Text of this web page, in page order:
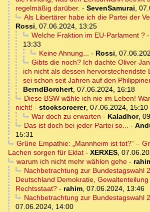
regelmäßig darüber. - SevenSamurai,
Als Libertärer habe ich die Partei der
Rossi, 07.06.2024, 13:25
Welche Fraktion im EU-Parlament ?-
13:33
Keine Ahnung... - Rossi,
Gibts die noch? Ich dachte Oliver
ich nicht als dessen hervorstechendste
sei schon seit Jahren auf den
BerndBorchert, 07.06.2024, 16:18
Diese BSW wähle ich nie im Leben!
nicht! - stocksorcerer, 07.06.2024, 15:10
War doch zu erwarten - Kaladhor,
Das ist doch bei jeder Partei so... -
15:31
Grüne Empathie: „Mannheim ist tot?“ –
Lachen sorgen für Eklat - XERXES,
warum ich nicht mehr wählen gehe-
Nachbetrachtung zur Bundestagswahl
Deutschland Demokratie,
Rechtsstaat? - rahim, 07.06.2024, 13:46
Nachbetrachtung zur Bundestagswahl
07.06.2024, 14:00